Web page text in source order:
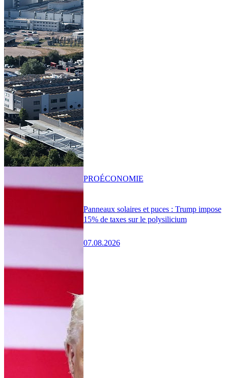
Panneaux solaires et puces : Trump impose
15% de taxes sur le polysilicium
07.08.2026
PROÉCONOMIE